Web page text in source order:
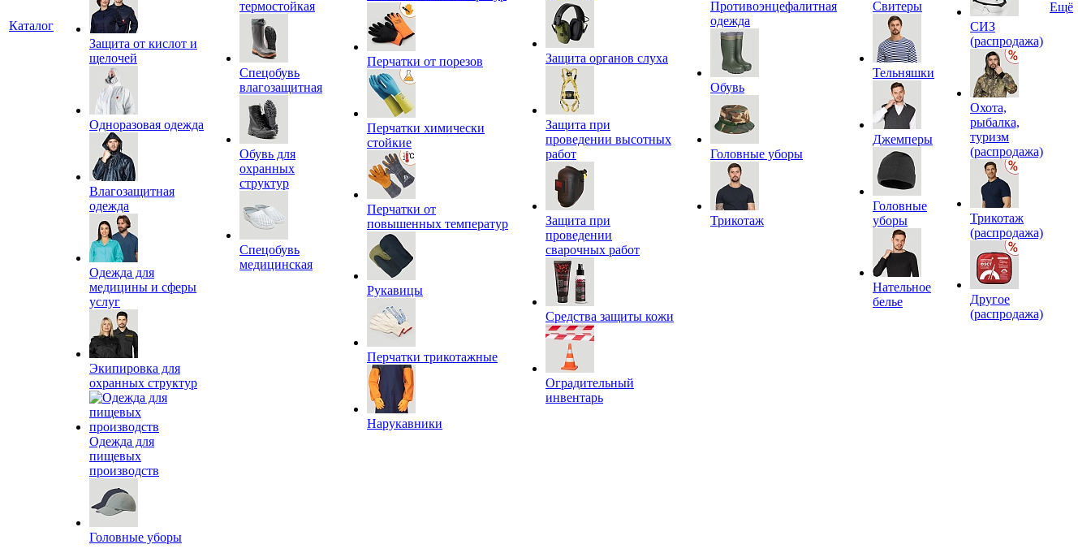
Каталог
Защита от кислот и
щелочей
Одноразовая одежда
Влагозащитная
одежда
Одежда для
медицины и сферы
услуг
Экипировка для
охранных структур
Одежда для
пищевых
производств
Головные уборы
термостойкая
Спецобувь
влагозащитная
Обувь для
охранных
структур
Спецобувь
медицинская
Перчатки от порезов
Перчатки химически
стойкие
Перчатки от
повышенных температур
Рукавицы
Перчатки трикотажные
Нарукавники
Защита органов слуха
Защита при
проведении высотных
работ
Защита при
проведении
сварочных работ
Средства защиты кожи
Оградительный
инвентарь
Противоэнцефалитная
одежда
Обувь
Головные уборы
Трикотаж
Свитеры
Тельняшки
Джемперы
Головные
уборы
Нательное
белье
СИЗ
(распродажа)
Охота,
рыбалка,
туризм
(распродажа)
Трикотаж
(распродажа)
Другое
(распродажа)
Ещё